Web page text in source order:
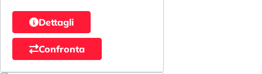
Dettagli
Confronta